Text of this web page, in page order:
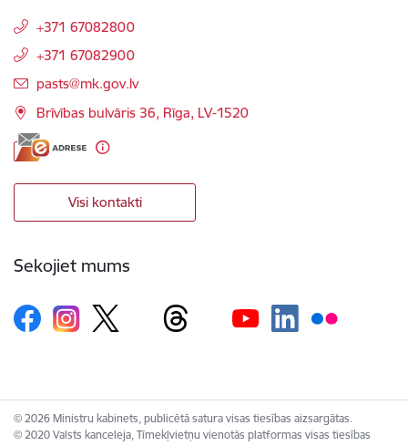
+371 67082800
+371 67082900
E-pasts:
pasts@mk.gov.lv
Brīvības bulvāris 36, Rīga, LV-1520
Visi kontakti
Sekojiet mums
© 2026 Ministru kabinets, publicētā satura visas tiesības aizsargātas.
© 2020 Valsts kanceleja, Tīmekļvietņu vienotās platformas visas tiesības